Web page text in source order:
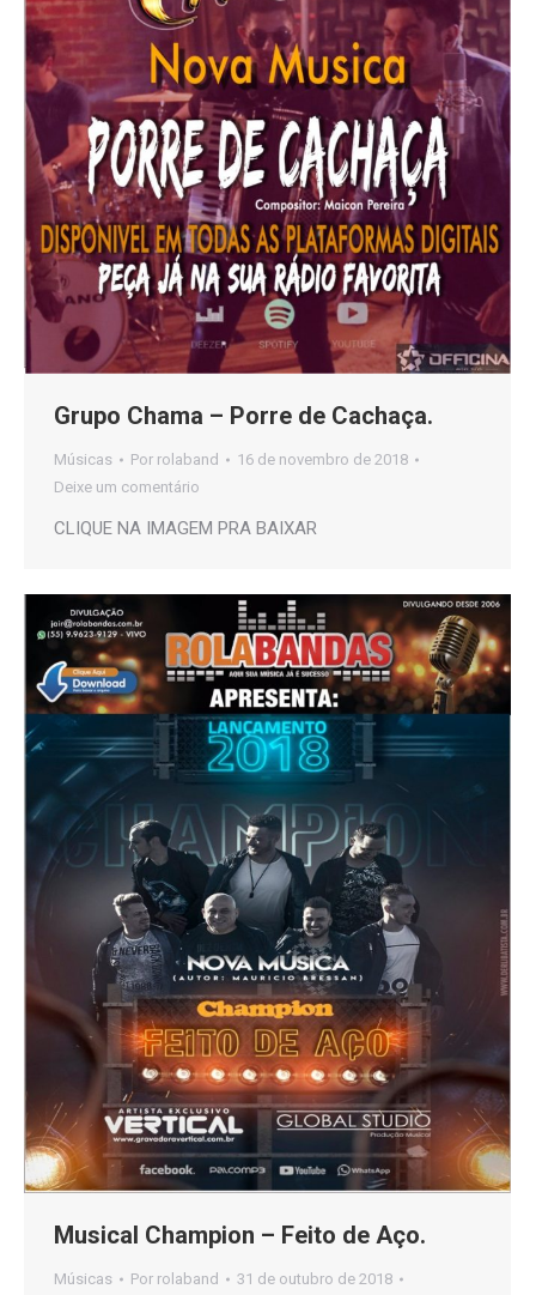
Grupo Chama – Porre de Cachaça.
Músicas Por rolaband
16 de novembro de 2018
Deixe um comentário
CLIQUE NA IMAGEM PRA BAIXAR
Musical Champion – Feito de Aço.
Músicas Por rolaband 31 de outubro de 2018